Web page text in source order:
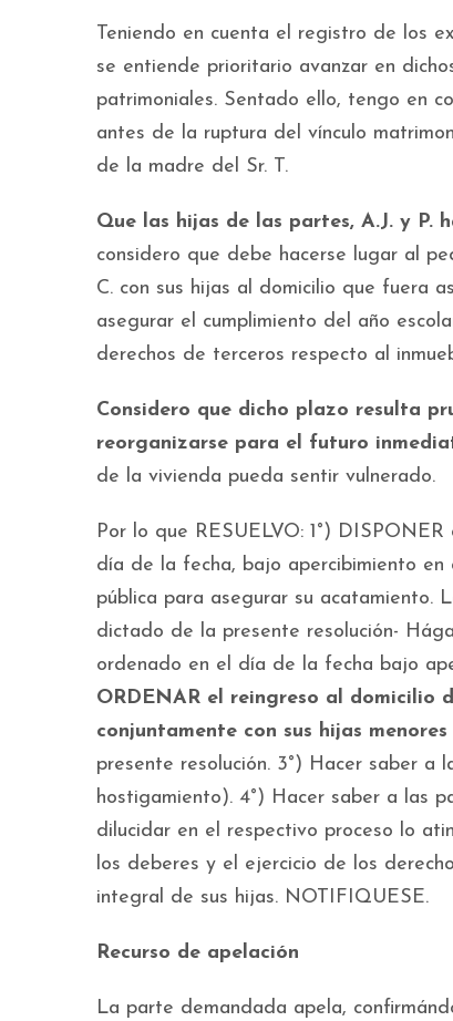
Teniendo en cuenta el registro de los
se entiende prioritario avanzar en
patrimoniales. Sentado ello, tengo en
antes de la ruptura del vínculo
de la madre del Sr. T.
Que las hijas de las partes, A.J. y
considero que debe hacerse lugar al
C. con sus hijas al domicilio que fuera
asegurar el cumplimiento del año
derechos de terceros respecto al
Considero que dicho plazo resulta
reorganizarse para el futuro
de la vivienda pueda sentir vulnerado.
Por lo que RESUELVO: 1°)
día de la fecha, bajo apercibimiento
pública para asegurar su acatamiento.
dictado de la presente resolución-
ordenado en el día de la fecha bajo
ORDENAR el reingreso al domicilio
conjuntamente con sus hijas
presente resolución. 3°) Hacer saber
hostigamiento). 4°) Hacer saber a las
dilucidar en el respectivo proceso lo
los deberes y el ejercicio de los
integral de sus hijas. NOTIFIQUESE.
Recurso de apelación
La parte demandada apela,